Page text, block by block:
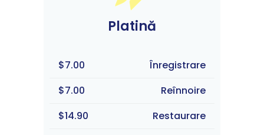
Platină
$7.00
Înregistrare
$7.00
Reînnoire
$14.90
Restaurare